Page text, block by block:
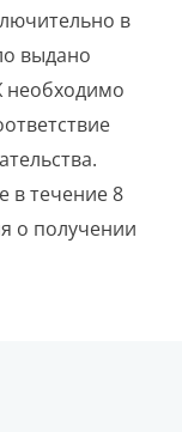
в
выдано
в течение 8
о получении